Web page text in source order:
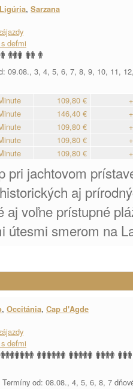
Ligúria, Sarzana
deťmi
09.08., 3, 4, 5, 6, 7, 8, 9, 10, 11,
109,80 €
146,40 €
109,80 €
109,80 €
109,80 €
pri jachtovom
aj
aj voľne prístupné
útesmi smerom na
, Occitánia, Cap d'Agde
deťmi
Termíny od: 08.08., 4, 5, 6, 8, 7